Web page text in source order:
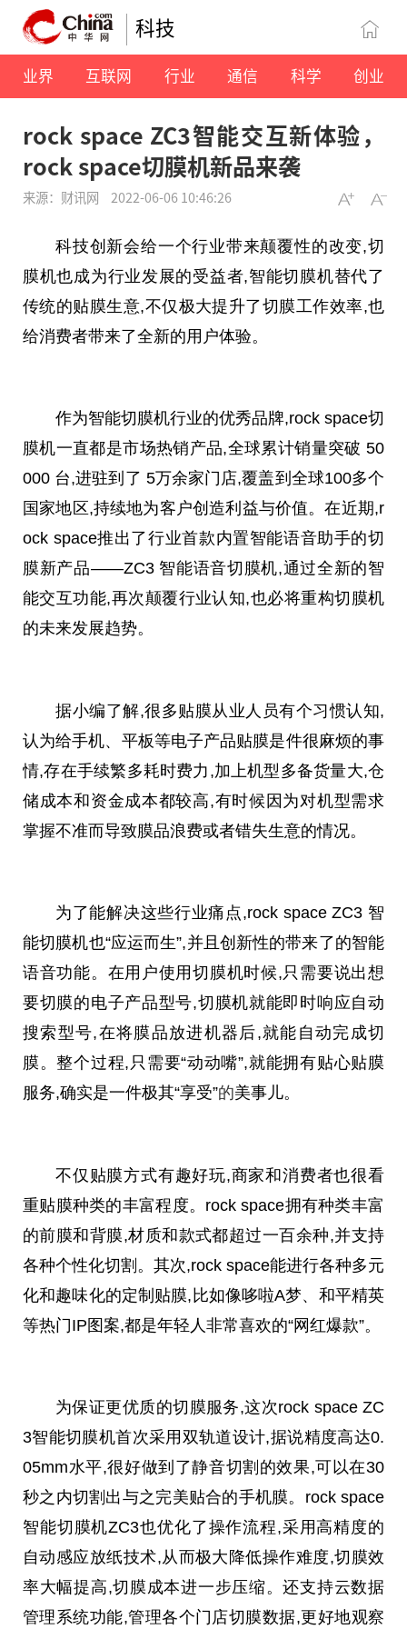
科技
业界 互联网 行业 通信 科学 创业
rock space ZC3智能交互新体验，
rock space切膜机新品来袭
来源：财讯网 2022-06-06 10:46:26
科技创新会给一个行业带来颠覆性的改变,切
膜机也成为行业发展的受益者,智能切膜机替代了
传统的贴膜生意,不仅极大提升了切膜工作效率,也
给消费者带来了全新的用户体验。
作为智能切膜机行业的优秀品牌,rock space切
膜机一直都是市场热销产品,全球累计销量突破 50
000 台,进驻到了 5万余家门店,覆盖到全球100多个
国家地区,持续地为客户创造利益与价值。在近期,r
ock space推出了行业首款内置智能语音助手的切
膜新产品——ZC3 智能语音切膜机,通过全新的智
能交互功能,再次颠覆行业认知,也必将重构切膜机
的未来发展趋势。
据小编了解,很多贴膜从业人员有个习惯认知,
认为给手机、 平板等电子产品贴膜是件很麻烦的事
情,存在手续繁多耗时费力,加上机型多备货量大,仓
储成本和资金成本都较高,有时候因为对机型需求
掌握不准而导致膜品浪费或者错失生意的情况。
为了能解决这些行业痛点,rock space ZC3 智
能切膜机也“应运而生”,并且创新性的带来了的智能
语音功能。在用户使用切膜机时候,只需要说出想
要切膜的电子产品型号,切膜机就能即时响应自动
搜索型号,在将膜品放进机器后,就能自动完成切
膜。整个过程,只需要“动动嘴”,就能拥有贴心贴膜
服务,确实是一件极其“享受”的美事儿。
不仅贴膜方式有趣好玩,商家和消费者也很看
重贴膜种类的丰富程度。rock space拥有种类丰富
的前膜和背膜,材质和款式都超过一百余种,并支持
各种个性化切割。其次,rock space能进行各种多元
化和趣味化的定制贴膜,比如像哆啦A梦、和平精英
等热门IP图案,都是年轻人非常喜欢的“网红爆款”。
为保证更优质的切膜服务,这次rock space ZC
3智能切膜机首次采用双轨道设计,据说精度高达0.
05mm水平,很好做到了静音切割的效果,可以在30
秒之内切割出与之完美贴合的手机膜。rock space
智能切膜机ZC3也优化了操作流程,采用高精度的
自动感应放纸技术,从而极大降低操作难度,切膜效
率大幅提高,切膜成本进一步压缩。还支持云数据
管理系统功能,管理各个门店切膜数据,更好地观察